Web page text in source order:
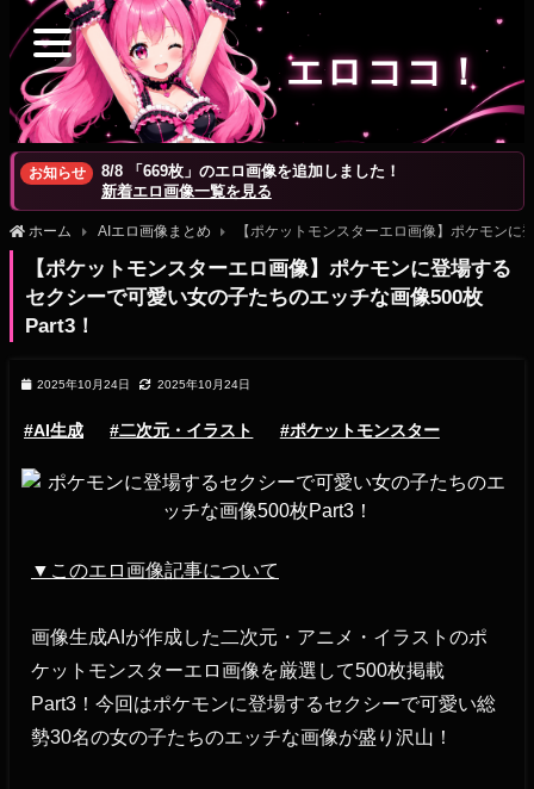
エロココ！
お知らせ
8/8 「669枚」のエロ画像を追加しました！
新着エロ画像一覧を見る
ホーム AIエロ画像まとめ 【ポケットモンスターエロ画像】ポケモン
【ポケットモンスターエロ画像】ポケモンに登場する
セクシーで可愛い女の子たちのエッチな画像500枚
Part3！
2025年10月24日 2025年10月24日
#AI生成 #二次元・イラスト #ポケットモンスター
▼このエロ画像記事について
画像生成AIが作成した二次元・アニメ・イラストのポ
ケットモンスターエロ画像を厳選して500枚掲載
Part3！今回はポケモンに登場するセクシーで可愛い総
勢30名の女の子たちのエッチな画像が盛り沢山！